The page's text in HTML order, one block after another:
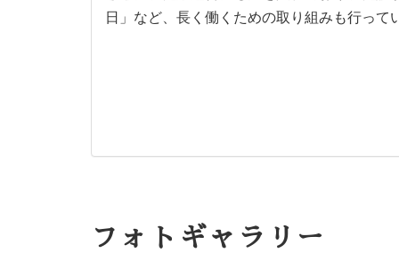
日」など、長く働くための取り組みも行って
フォトギャラリー